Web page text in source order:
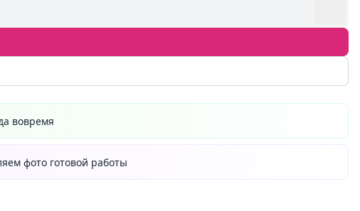
вовремя
фото готовой работы